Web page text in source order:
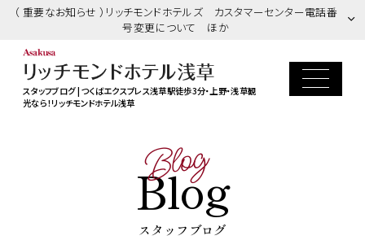
（ 重要なお知らせ ）リッチモンドホテルズ カスタマーセンター電話番
号変更について ほか
スタッフブログ | つくばエクスプレス浅草駅徒歩3分・上野・浅草観
光なら！リッチモンドホテル浅草
Blog
Blog
スタッフブログ